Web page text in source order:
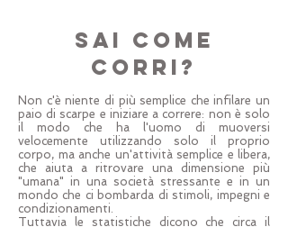
Sai come
corri?
Non c'è niente di più semplice che infilare un
paio di scarpe e iniziare a correre: non è solo
il modo che ha l'uomo di muoversi
velocemente utilizzando solo il proprio
corpo, ma anche un'attività semplice e libera,
che aiuta a ritrovare una dimensione più
"umana" in una società stressante e in un
mondo che ci bombarda di stimoli, impegni e
condizionamenti.
Tuttavia le statistiche dicono che circa il